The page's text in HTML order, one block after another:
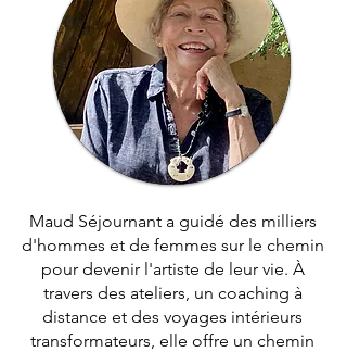
Maud Séjournant a guidé des milliers
d'hommes et de femmes sur le chemin
pour devenir l'artiste de leur vie. À
travers des ateliers, un coaching à
distance et des voyages intérieurs
transformateurs, elle offre un chemin